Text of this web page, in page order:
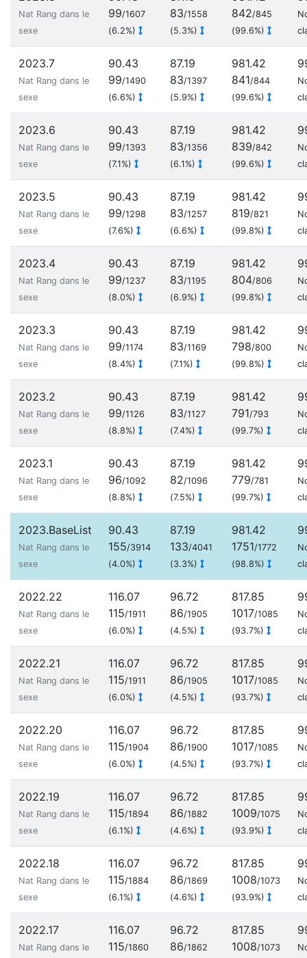
Nat Rang dans le
sexe
99/1607
(6.2%)
83/1558
(5.3%)
842/845
(99.6%)
2023.7
Nat Rang dans le
sexe
90.43
99/1490
(6.6%)
87.19
83/1397
(5.9%)
981.42
841/844
(99.6%)
2023.6
Nat Rang dans le
sexe
90.43
99/1393
(7.1%)
87.19
83/1356
(6.1%)
981.42
839/842
(99.6%)
2023.5
Nat Rang dans le
sexe
90.43
99/1298
(7.6%)
87.19
83/1257
(6.6%)
981.42
819/821
(99.8%)
2023.4
Nat Rang dans le
sexe
90.43
99/1237
(8.0%)
87.19
83/1195
(6.9%)
981.42
804/806
(99.8%)
2023.3
Nat Rang dans le
sexe
90.43
99/1174
(8.4%)
87.19
83/1169
(7.1%)
981.42
798/800
(99.8%)
2023.2
Nat Rang dans le
sexe
90.43
99/1126
(8.8%)
87.19
83/1127
(7.4%)
981.42
791/793
(99.7%)
2023.1
Nat Rang dans le
sexe
90.43
96/1092
(8.8%)
87.19
82/1096
(7.5%)
981.42
779/781
(99.7%)
2023.BaseList
Nat Rang dans le
sexe
90.43
155/3914
(4.0%)
87.19
133/4041
(3.3%)
981.42
1751/1772
(98.8%)
2022.22
Nat Rang dans le
sexe
116.07
115/1911
(6.0%)
96.72
86/1905
(4.5%)
817.85
1017/1085
(93.7%)
2022.21
Nat Rang dans le
sexe
116.07
115/1911
(6.0%)
96.72
86/1905
(4.5%)
817.85
1017/1085
(93.7%)
2022.20
Nat Rang dans le
sexe
116.07
115/1904
(6.0%)
96.72
86/1900
(4.5%)
817.85
1017/1085
(93.7%)
2022.19
Nat Rang dans le
sexe
116.07
115/1894
(6.1%)
96.72
86/1882
(4.6%)
817.85
1009/1075
(93.9%)
2022.18
Nat Rang dans le
sexe
116.07
115/1884
(6.1%)
96.72
86/1869
(4.6%)
817.85
1008/1073
(93.9%)
2022.17
Nat Rang dans le
116.07
115/1860
96.72
86/1862
817.85
1008/1073